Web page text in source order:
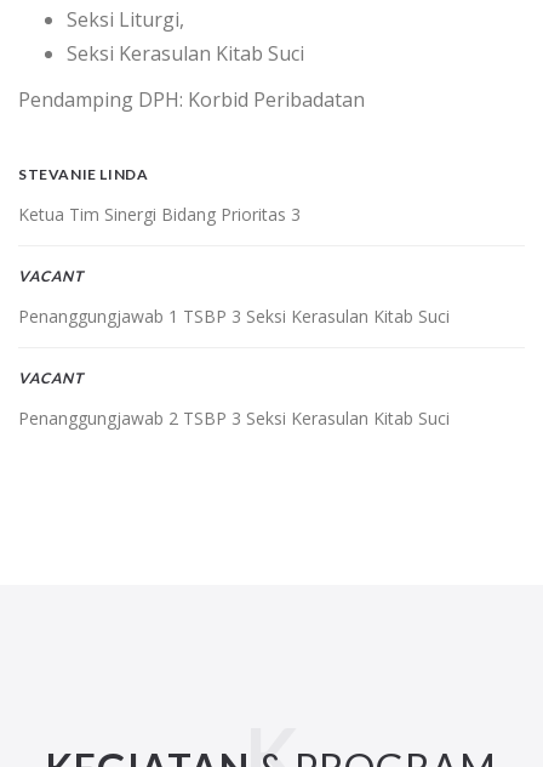
Seksi Liturgi,
Seksi Kerasulan Kitab Suci
Pendamping DPH: Korbid Peribadatan
STEVANIE LINDA
Ketua Tim Sinergi Bidang Prioritas 3
VACANT
Penanggungjawab 1 TSBP 3 Seksi Kerasulan Kitab Suci
VACANT
Penanggungjawab 2 TSBP 3 Seksi Kerasulan Kitab Suci